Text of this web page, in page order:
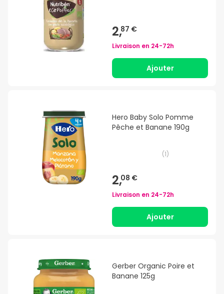
2,87 €
Livraison en 24-72h
Ajouter
Hero Baby Solo Pomme
Pêche et Banane 190g
(1)
2,08 €
Livraison en 24-72h
Ajouter
Gerber Organic Poire et
Banane 125g